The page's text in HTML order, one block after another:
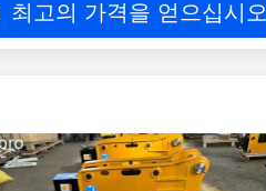
최고의 가격을 얻으십시오